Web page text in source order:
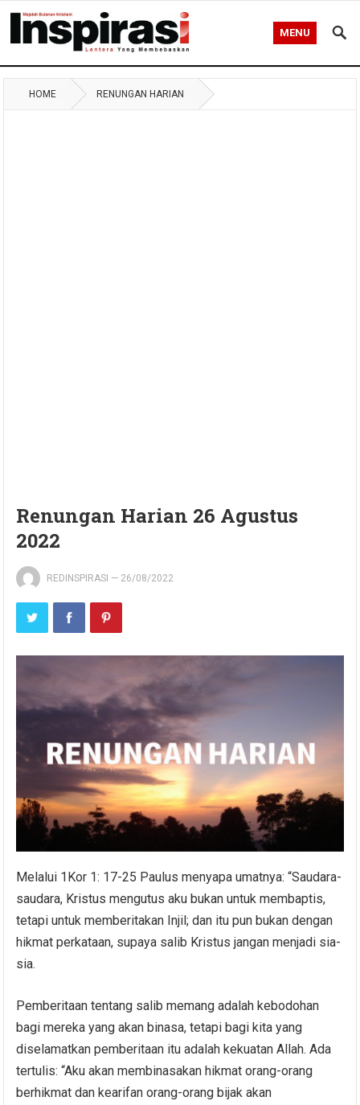
MENU
HOME RENUNGAN HARIAN
Renungan Harian 26 Agustus
2022
REDINSPIRASI — 26/08/2022
Melalui 1Kor 1: 17-25 Paulus menyapa umatnya: “Saudara-
saudara, Kristus mengutus aku bukan untuk membaptis,
tetapi untuk memberitakan Injil; dan itu pun bukan dengan
hikmat perkataan, supaya salib Kristus jangan menjadi sia-
sia.
Pemberitaan tentang salib memang adalah kebodohan
bagi mereka yang akan binasa, tetapi bagi kita yang
diselamatkan pemberitaan itu adalah kekuatan Allah. Ada
tertulis: “Aku akan membinasakan hikmat orang-orang
berhikmat dan kearifan orang-orang bijak akan